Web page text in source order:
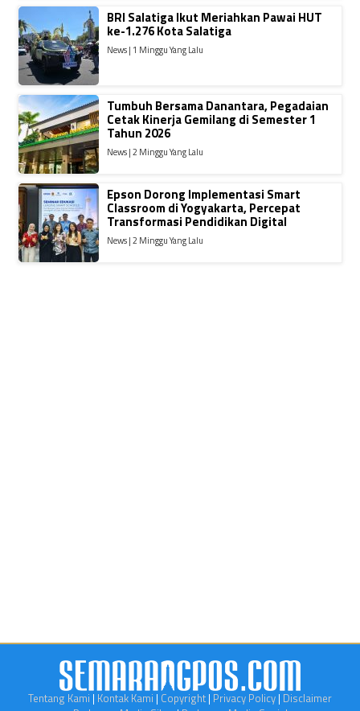
BRI Salatiga Ikut Meriahkan Pawai HUT
ke-1.276 Kota Salatiga
News | 1 Minggu Yang Lalu
Tumbuh Bersama Danantara, Pegadaian
Cetak Kinerja Gemilang di Semester 1
Tahun 2026
News | 2 Minggu Yang Lalu
Epson Dorong Implementasi Smart
Classroom di Yogyakarta, Percepat
Transformasi Pendidikan Digital
News | 2 Minggu Yang Lalu
Tentang Kami | Kontak Kami | Copyright | Privacy Policy | Disclaimer